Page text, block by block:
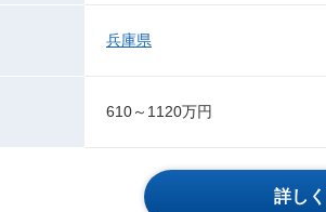
兵庫県
610～1120万円
詳し